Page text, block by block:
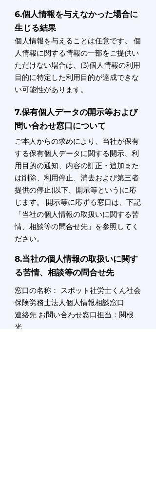
6.個人情報を与えなかった場合に
生じる結果
個人情報を与えることは任意です。 個
人情報に関する情報の一部をご提供い
ただけない場合は、(3)個人情報の利用
目的に特定した利用目的が達成できな
い可能性があります。
7.保有個人データの開示等および
問い合わせ窓口について
ご本人からの求めにより、当社が保有
する保有個人データに関する開示、利
用目的の通知、内容の訂正・追加また
は削除、利用停止、消去および第三者
提供の停止(以下、開示等という)に応
じます。 開示等に応ずる窓口は、下記
「当社の個人情報の取扱いに関する苦
情、相談等の問合せ先」を参照してく
ださい。
8.当社の個人情報の取扱いに関す
る苦情、相談等の問合せ先
窓口の名称： スポット社労士くん社会
保険労務士法人個人情報相談窓口
連絡先 お問い合わせ窓口担当：関根
光